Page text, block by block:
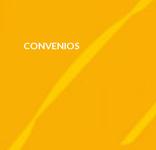
CONVENIOS